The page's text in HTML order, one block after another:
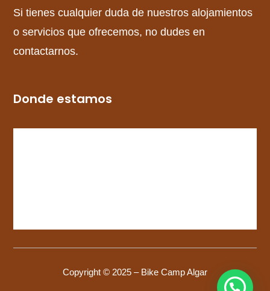
Si tienes cualquier duda de nuestros alojamientos
o servicios que ofrecemos, no dudes en
contactarnos.
Donde estamos
Copyright © 2025 – Bike Camp Algar